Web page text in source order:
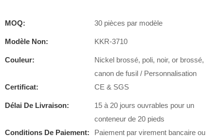
MOQ: 30 pièces par modèle
Modèle Non: KKR-3710
Couleur:
Nickel brossé, poli, noir, or brossé,
canon de fusil / Personnalisation
Certificat:
CE & SGS
Délai De Livraison:
15 à 20 jours ouvrables pour un
conteneur de 20 pieds
Conditions De Paiement:
Paiement par virement bancaire ou